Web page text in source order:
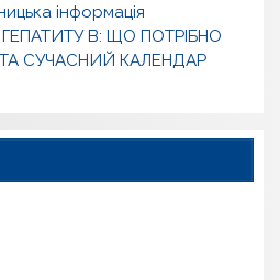
інформація
В: ЩО ПОТРІБНО
СУЧАСНИЙ КАЛЕНДАР